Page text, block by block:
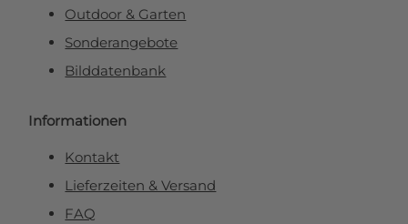
Outdoor & Garten
Sonderangebote
Bilddatenbank
Informationen
Kontakt
Lieferzeiten & Versand
FAQ